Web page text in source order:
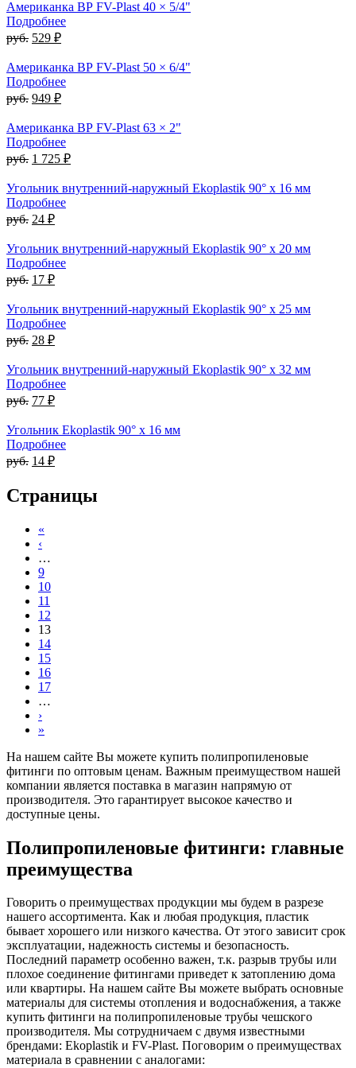
Американка ВР FV-Plast 40 × 5/4"
Подробнее
руб. 529 ₽
Американка ВР FV-Plast 50 × 6/4"
Подробнее
руб. 949 ₽
Американка ВР FV-Plast 63 × 2"
Подробнее
руб. 1 725 ₽
Угольник внутренний-наружный Ekoplastik 90° x 16 мм
Подробнее
руб. 24 ₽
Угольник внутренний-наружный Ekoplastik 90° x 20 мм
Подробнее
руб. 17 ₽
Угольник внутренний-наружный Ekoplastik 90° x 25 мм
Подробнее
руб. 28 ₽
Угольник внутренний-наружный Ekoplastik 90° x 32 мм
Подробнее
руб. 77 ₽
Угольник Ekoplastik 90° x 16 мм
Подробнее
руб. 14 ₽
Страницы
«
‹
…
9
10
11
12
13
14
15
16
17
…
›
»
На нашем сайте Вы можете купить полипропиленовые
фитинги по оптовым ценам. Важным преимуществом нашей
компании является поставка в магазин напрямую от
производителя. Это гарантирует высокое качество и
доступные цены.
Полипропиленовые фитинги: главные
преимущества
Говорить о преимуществах продукции мы будем в разрезе
нашего ассортимента. Как и любая продукция, пластик
бывает хорошего или низкого качества. От этого зависит срок
эксплуатации, надежность системы и безопасность.
Последний параметр особенно важен, т.к. разрыв трубы или
плохое соединение фитингами приведет к затоплению дома
или квартиры. На нашем сайте Вы можете выбрать основные
материалы для системы отопления и водоснабжения, а также
купить фитинги на полипропиленовые трубы чешского
производителя. Мы сотрудничаем с двумя известными
брендами: Ekoplastik и FV-Plast. Поговорим о преимуществах
материала в сравнении с аналогами: